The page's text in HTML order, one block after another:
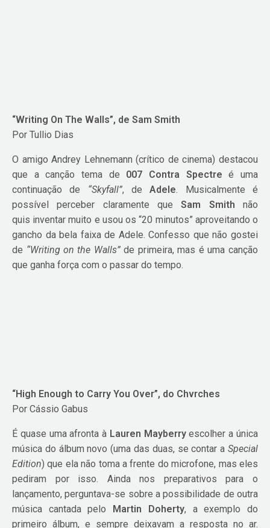
“Writing On The Walls”, de Sam Smith
Por Tullio Dias
O amigo Andrey Lehnemann (crítico de cinema) destacou
que a canção tema de 007 Contra Spectre é uma
continuação de “Skyfall”, deAdele. Musicalmente é
possível perceber claramente queSam Smith não
quis inventar muito e usou os “20 minutos” aproveitando o
gancho da bela faixa de Adele. Confesso que não gostei
de “Writing on the Walls” de primeira, mas é uma canção
que ganha força com o passar do tempo.
“High Enough to Carry You Over”, do Chvrches
Por Cássio Gabus
É quase uma afronta à Lauren Mayberryescolher a única
música do álbum novo (uma das duas, se contar a Special
Edition) que ela não toma a frente do microfone, mas eles
pediram por isso. Ainda nos preparativos para o
lançamento, perguntava-se sobre a possibilidade de outra
música cantada pelo Martin Doherty, a exemplo do
primeiro álbum, e sempre deixavam a resposta no ar.